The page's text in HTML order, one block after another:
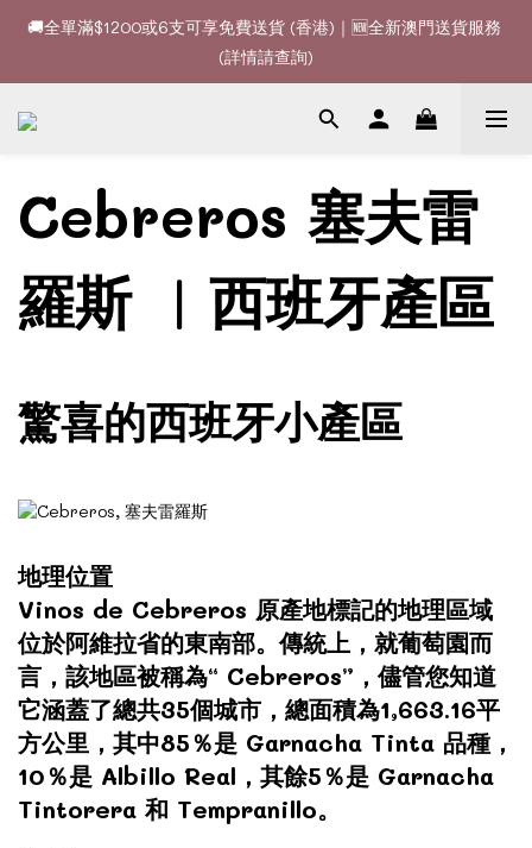
🚚全單滿$1200或6支可享免費送貨 (香港)｜🆕全新澳門送貨服務
(詳情請查詢)
🚚全單滿$1200或6支可享免費送貨 (香港)｜🆕全新澳門送貨服務
(詳情請查詢)
🍷酒款、優惠經常更新，請時刻追蹤我地😊｜🤵👰Wine Couple
🚚全單滿$1200或6支可享免費送貨 (香港)｜🆕全新澳門送貨服務
(詳情請查詢)
Cebreros 塞夫雷
羅斯 ︳ 西班牙產區
驚喜的西班牙小產區
地理位置
Vinos de Cebreros 原產地標記的地理區域
位於阿維拉省的東南部。傳統上，就葡萄園而
言，該地區被稱為“ Cebreros”，儘管您知道
它涵蓋了總共35個城市，總面積為1,663.16平
方公里，其中85％是 Garnacha Tinta 品種，
10％是 Albillo Real，其餘5％是 Garnacha
Tintorera 和 Tempranillo。